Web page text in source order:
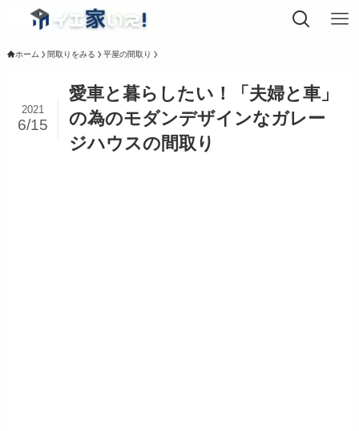
ホーム 間取りをみる 平屋の間取り
愛車と暮らしたい！「夫婦と車」
の為のモダンデザインなガレー
ジハウスの間取り
2021
6/15